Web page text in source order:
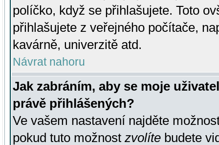
políčko, když se přihlašujete. Toto
přihlašujete z veřejného počítače,
kavárně, univerzitě atd.
Návrat nahoru
Jak zabráním, aby se moje
právě přihlášených?
Ve vašem nastavení najděte
pokud tuto možnost zvolíte budete